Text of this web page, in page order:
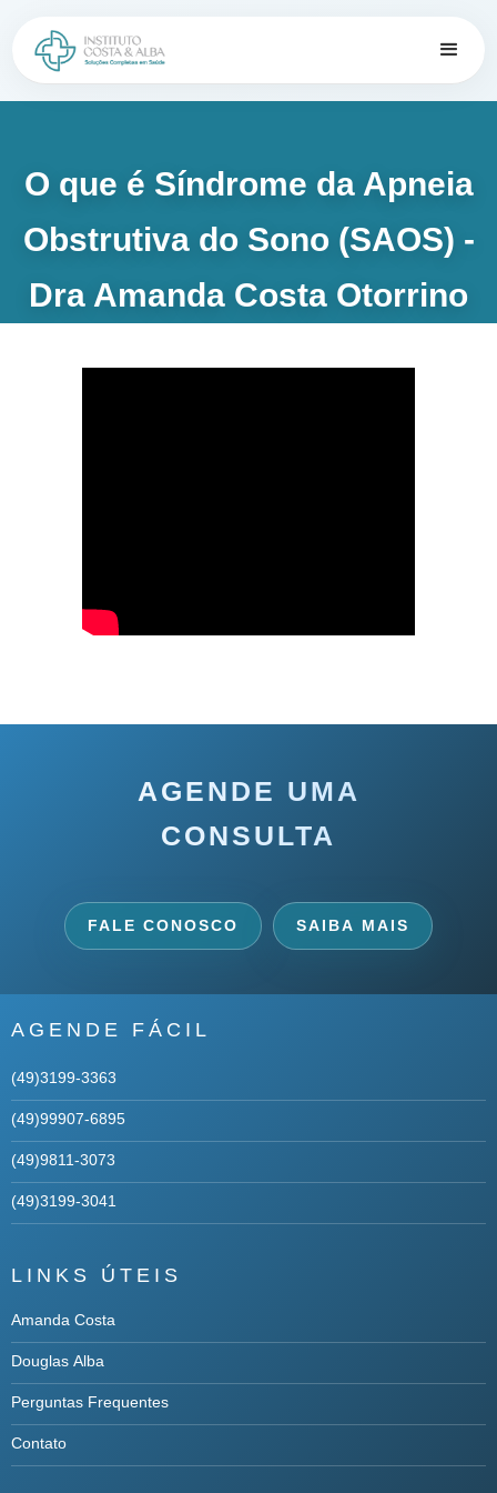
O que é Síndrome da Apneia
Obstrutiva do Sono (SAOS) -
Dra Amanda Costa Otorrino
AGENDE UMA
CONSULTA
FALE CONOSCO SAIBA MAIS
AGENDE FÁCIL
(49)3199-3363
(49)99907-6895
(49)9811-3073
(49)3199-3041
LINKS ÚTEIS
Amanda Costa
Douglas Alba
Perguntas Frequentes
Contato